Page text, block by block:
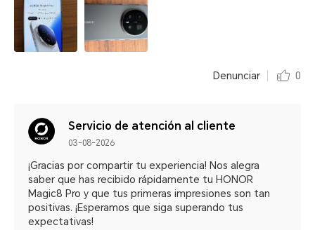
Denunciar 0
Servicio de atención al cliente
03-08-2026
¡Gracias por compartir tu experiencia! Nos alegra
saber que has recibido rápidamente tu HONOR
Magic8 Pro y que tus primeras impresiones son tan
positivas. ¡Esperamos que siga superando tus
expectativas!